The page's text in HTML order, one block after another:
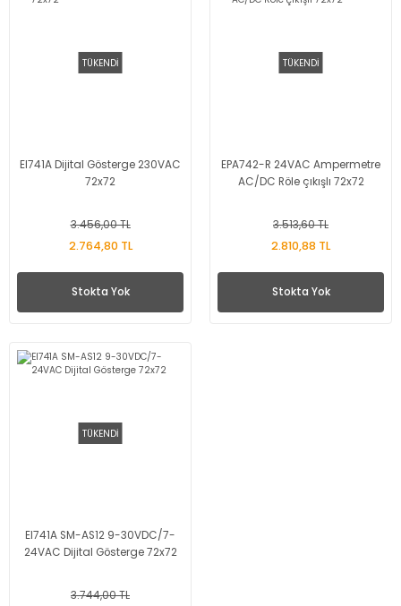
TÜKENDİ
EI741A Dijital Gösterge 230VAC
72x72
3.456,00 TL
2.764,80 TL
Stokta Yok
TÜKENDİ
EPA742-R 24VAC Ampermetre
AC/DC Röle çıkışlı 72x72
3.513,60 TL
2.810,88 TL
Stokta Yok
TÜKENDİ
EI741A SM-AS12 9-30VDC/7-
24VAC Dijital Gösterge 72x72
3.744,00 TL